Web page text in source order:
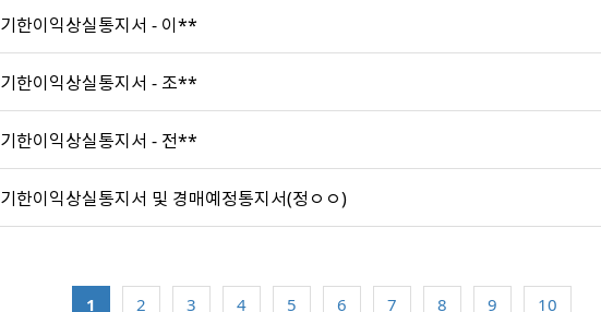
기한이익상실통지서 - 이**
기한이익상실통지서 - 조**
기한이익상실통지서 - 전**
기한이익상실통지서 및 경매예정통지서(정ㅇㅇ)
1 2 3 4 5 6 7 8 9 10